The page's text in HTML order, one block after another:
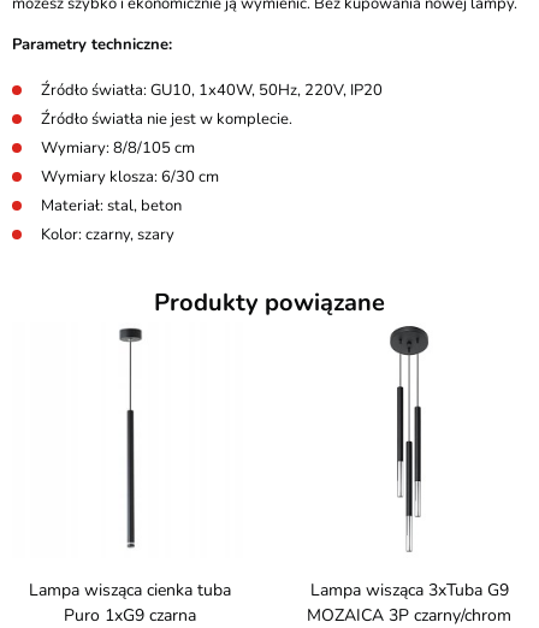
Parametry techniczne:
Źródło światła: GU10, 1x40W, 50Hz, 220V, IP20
Źródło światła nie jest w komplecie.
Wymiary: 8/8/105 cm
Wymiary klosza: 6/30 cm
Materiał: stal, beton
Kolor: czarny, szary
Produkty powiązane
Lampa wisząca cienka tuba
Puro 1xG9 czarna
Lampa wisząca 3xTuba G9
MOZAICA 3P czarny/chrom